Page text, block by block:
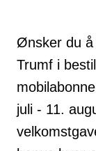
Ønsker du å
Trumf i
juli - 11.